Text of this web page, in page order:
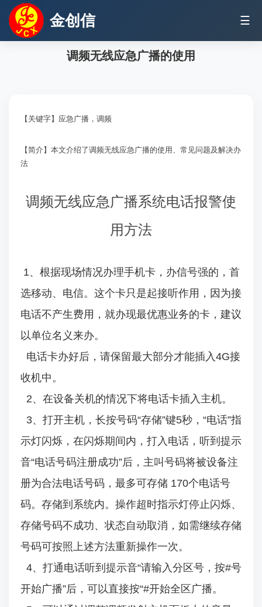
金创信 ☰
调频无线应急广播的使用
【关键字】应急广播，调频
【简介】本文介绍了调频无线应急广播的使用、常见问题及解决办
法
调频无线应急广播系统电话报警使
用方法
1、根据现场情况办理手机卡，办信号强的，首
选移动、电信。这个卡只是起接听作用，因为接
电话不产生费用，就办现最优惠业务的卡，建议
以单位名义来办。
电话卡办好后，请保留最大部分才能插入4G接
收机中。
2、在设备关机的情况下将电话卡插入主机。
3、打开主机，长按号码“存储”键5秒，“电话”指
示灯闪烁，在闪烁期间内，打入电话，听到提示
音“电话号码注册成功”后，主叫号码将被设备注
册为合法电话号码，最多可存储 170个电话号
码。存储到系统内。操作超时指示灯停止闪烁、
存储号码不成功、状态自动取消，如需继续存储
号码可按照上述方法重新操作一次。
4、打通电话听到提示音“请输入分区号，按#号
开始广播”后，可以直接按“#开始全区广播。